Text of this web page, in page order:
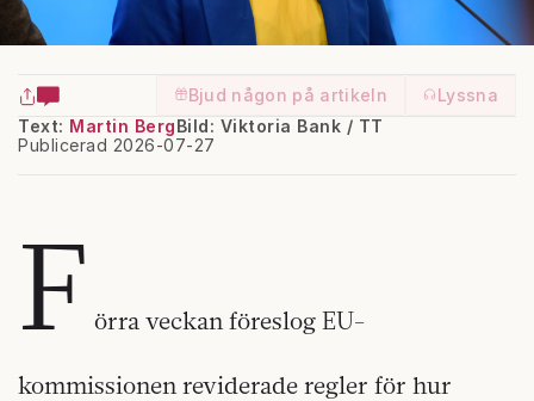
Bjud någon på artikeln
Lyssna
Text: Martin Berg
Publicerad 2026-07-27
Bild: Viktoria Bank / TT
F örra veckan föreslog EU-
kommissionen reviderade regler för hur